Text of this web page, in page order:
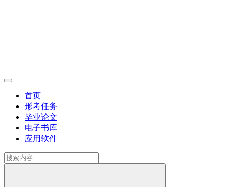
首页
形考任务
毕业论文
电子书库
应用软件